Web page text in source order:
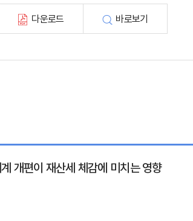
다운로드 바로보기
개편이 재산세 체감에 미치는 영향